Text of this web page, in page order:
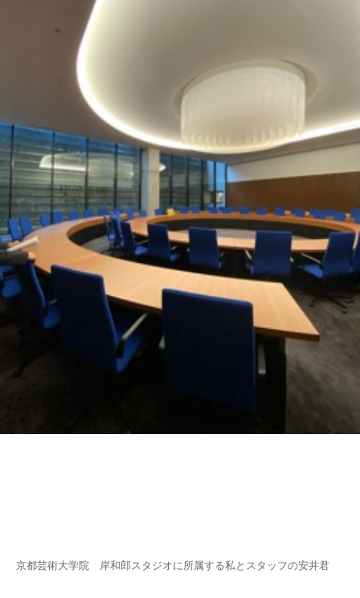
京都芸術大学院 岸和郎スタジオに所属する私とスタッフの安井君